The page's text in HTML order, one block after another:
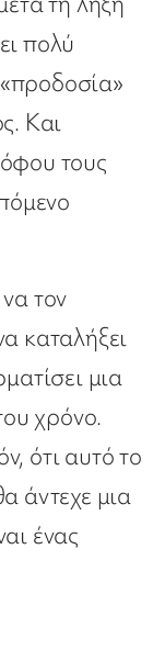
πολύ
Και
τους
τον
καταλήξει
μια
χρόνο.
ότι αυτό το
άντεχε μια
ένας